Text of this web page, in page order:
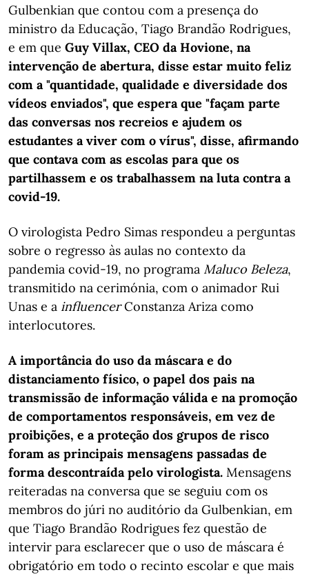
Gulbenkian que contou com a presença do
ministro da Educação, Tiago Brandão Rodrigues,
e em que Guy Villax, CEO da Hovione, na
intervenção de abertura, disse estar muito feliz
com a "quantidade, qualidade e diversidade dos
vídeos enviados", que espera que "façam parte
das conversas nos recreios e ajudem os
estudantes a viver com o vírus", disse, afirmando
que contava com as escolas para que os
partilhassem e os trabalhassem na luta contra a
covid-19.
O virologista Pedro Simas respondeu a perguntas
sobre o regresso às aulas no contexto da
pandemia covid-19, no programa Maluco Beleza,
transmitido na cerimónia, com o animador Rui
Unas e a influencerConstanza Ariza como
interlocutores.
A importância do uso da máscara e do
distanciamento físico, o papel dos pais na
transmissão de informação válida e na promoção
de comportamentos responsáveis, em vez de
proibições, e a proteção dos grupos de risco
foram as principais mensagens passadas de
forma descontraída pelo virologista. Mensagens
reiteradas na conversa que se seguiu com os
membros do júri no auditório da Gulbenkian, em
que Tiago Brandão Rodrigues fez questão de
intervir para esclarecer que o uso de máscara é
obrigatório em todo o recinto escolar e que mais